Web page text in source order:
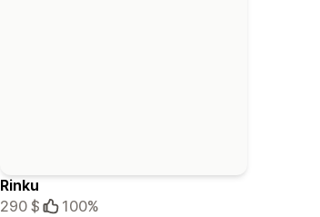
Rinku
290 $
100%